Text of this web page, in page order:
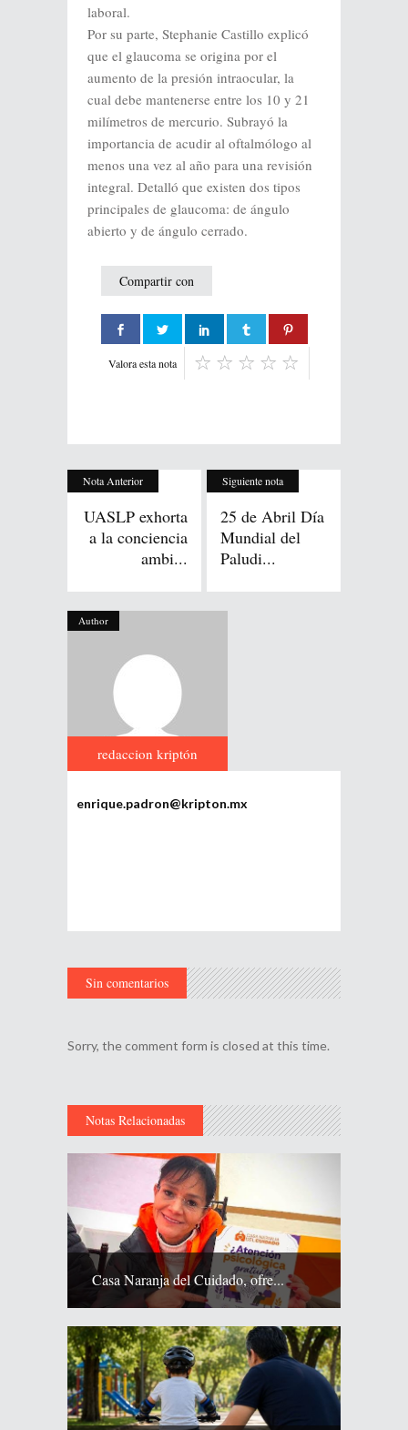
laboral.
Por su parte, Stephanie Castillo explicó
que el glaucoma se origina por el
aumento de la presión intraocular, la
cual debe mantenerse entre los 10 y 21
milímetros de mercurio. Subrayó la
importancia de acudir al oftalmólogo al
menos una vez al año para una revisión
integral. Detalló que existen dos tipos
principales de glaucoma: de ángulo
abierto y de ángulo cerrado.
Compartir con
Valora esta nota
Nota Anterior
UASLP exhorta
a la conciencia
ambi...
Siguiente nota
25 de Abril Día
Mundial del
Paludi...
Author
redaccion kriptón
enrique.padron@kripton.mx
Sin comentarios
Sorry, the comment form is closed at this time.
Notas Relacionadas
Casa Naranja del Cuidado, ofre...